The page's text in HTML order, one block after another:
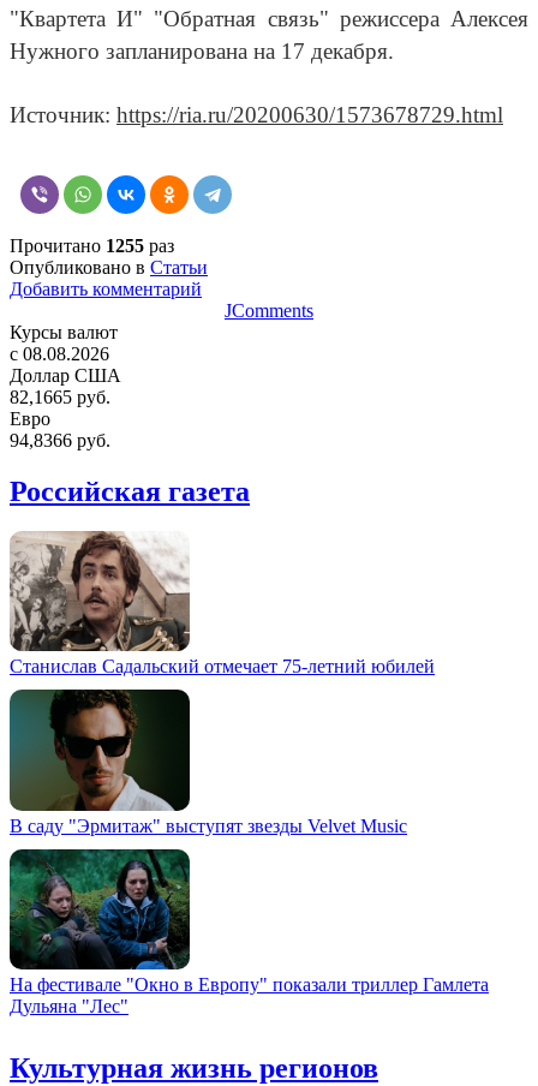
"Квартета И" "Обратная связь" режиссера Алексея
Нужного запланирована на 17 декабря.
Источник: https://ria.ru/20200630/1573678729.html
Прочитано 1255 раз
Опубликовано в Статьи
Добавить комментарий
JComments
Курсы валют
c 08.08.2026
Доллар США
82,1665 руб.
Евро
94,8366 руб.
Российская газета
Станислав Садальский отмечает 75-летний юбилей
В саду "Эрмитаж" выступят звезды Velvet Music
На фестивале "Окно в Европу" показали триллер Гамлета
Дульяна "Лес"
Культурная жизнь регионов